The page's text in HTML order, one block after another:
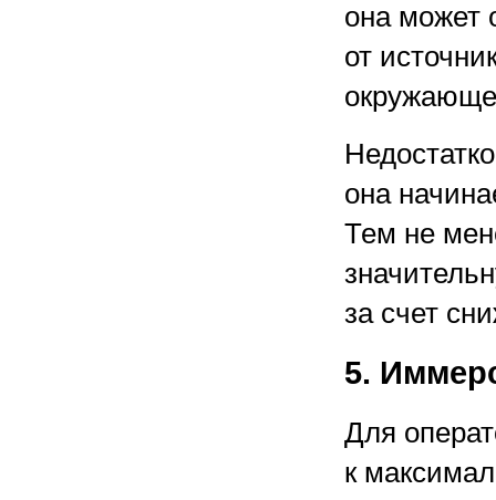
она может
от
она
Тем не
за счет
5.
Для
к